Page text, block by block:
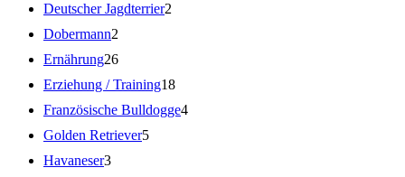
Deutscher Jagdterrier2
Dobermann2
Ernährung26
Erziehung / Training18
Französische Bulldogge4
Golden Retriever5
Havaneser3